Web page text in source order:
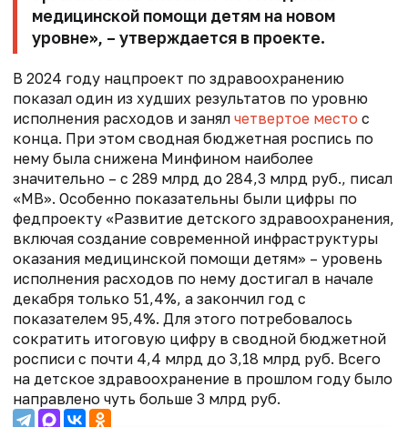
медицинской помощи детям на новом
уровне», – утверждается в проекте.
В 2024 году нацпроект по здравоохранению
показал один из худших результатов по уровню
исполнения расходов и занял четвертое место с
конца. При этом сводная бюджетная роспись по
нему была снижена Минфином наиболее
значительно – с 289 млрд до 284,3 млрд руб., писал
«МВ». Особенно показательны были цифры по
федпроекту «Развитие детского здравоохранения,
включая создание современной инфраструктуры
оказания медицинской помощи детям» – уровень
исполнения расходов по нему достигал в начале
декабря только 51,4%, а закончил год с
показателем 95,4%. Для этого потребовалось
сократить итоговую цифру в сводной бюджетной
росписи с почти 4,4 млрд до 3,18 млрд руб. Всего
на детское здравоохранение в прошлом году было
направлено чуть больше 3 млрд руб.